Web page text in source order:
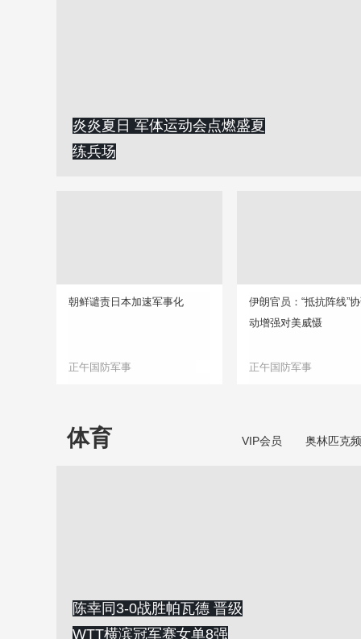
炎炎夏日 军体运动会点燃盛夏
练兵场
朝鲜谴责日本加速军事化
正午国防军事
伊朗官员：“抵抗阵线”
动增强对美威慑
正午国防军事
体育 VIP会员 奥林匹克
陈幸同3-0战胜帕瓦德 晋级
WTT横滨冠军赛女单8强